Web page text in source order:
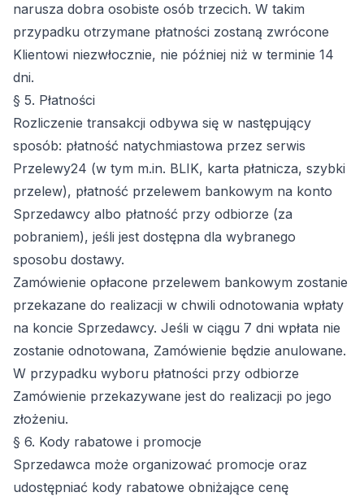
narusza dobra osobiste osób trzecich. W takim
przypadku otrzymane płatności zostaną zwrócone
Klientowi niezwłocznie, nie później niż w terminie 14
dni.
§ 5. Płatności
Rozliczenie transakcji odbywa się w następujący
sposób: płatność natychmiastowa przez serwis
Przelewy24 (w tym m.in. BLIK, karta płatnicza, szybki
przelew), płatność przelewem bankowym na konto
Sprzedawcy albo płatność przy odbiorze (za
pobraniem), jeśli jest dostępna dla wybranego
sposobu dostawy.
Zamówienie opłacone przelewem bankowym zostanie
przekazane do realizacji w chwili odnotowania wpłaty
na koncie Sprzedawcy. Jeśli w ciągu 7 dni wpłata nie
zostanie odnotowana, Zamówienie będzie anulowane.
W przypadku wyboru płatności przy odbiorze
Zamówienie przekazywane jest do realizacji po jego
złożeniu.
§ 6. Kody rabatowe i promocje
Sprzedawca może organizować promocje oraz
udostępniać kody rabatowe obniżające cenę